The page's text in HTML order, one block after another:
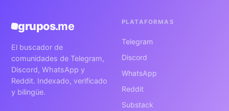
grupos.me
El buscador de
comunidades de Telegram,
Discord, WhatsApp y
Reddit. Indexado, verificado
y bilingüe.
PLATAFORMAS
Telegram
Discord
WhatsApp
Reddit
Substack